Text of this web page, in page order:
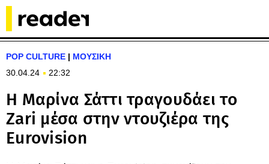
POP CULTURE | ΜΟΥΣΙΚΗ
30.04.24
22:32
Η Μαρίνα Σάττι τραγουδάει το
Zari μέσα στην ντουζιέρα της
Eurovision